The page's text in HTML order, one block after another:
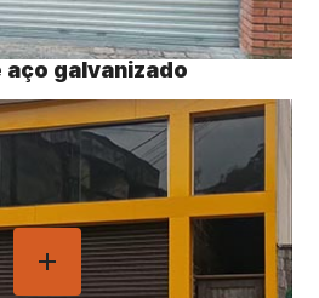
aço galvanizado